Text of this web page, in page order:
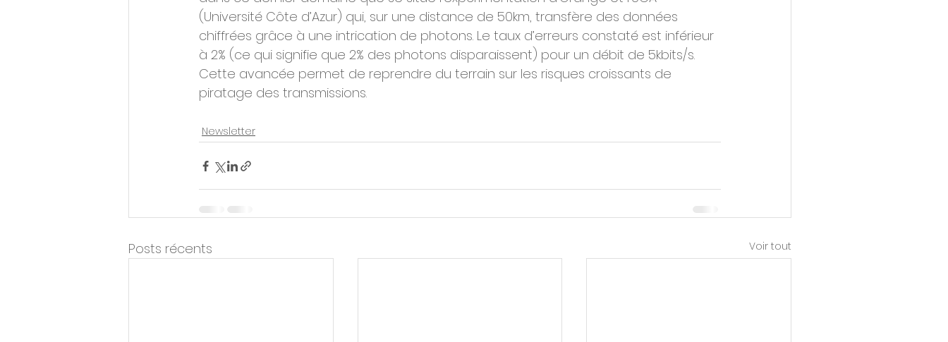
(Université Côte d’Azur) qui, sur une distance de 50km, transfère des données
chiffrées grâce à une intrication de photons. Le taux d’erreurs constaté est inférieur
à 2% (ce qui signifie que 2% des photons disparaissent) pour un débit de 5kbits/s.
Cette avancée permet de reprendre du terrain sur les risques croissants de
piratage des transmissions.
Newsletter
Posts récents Voir tout